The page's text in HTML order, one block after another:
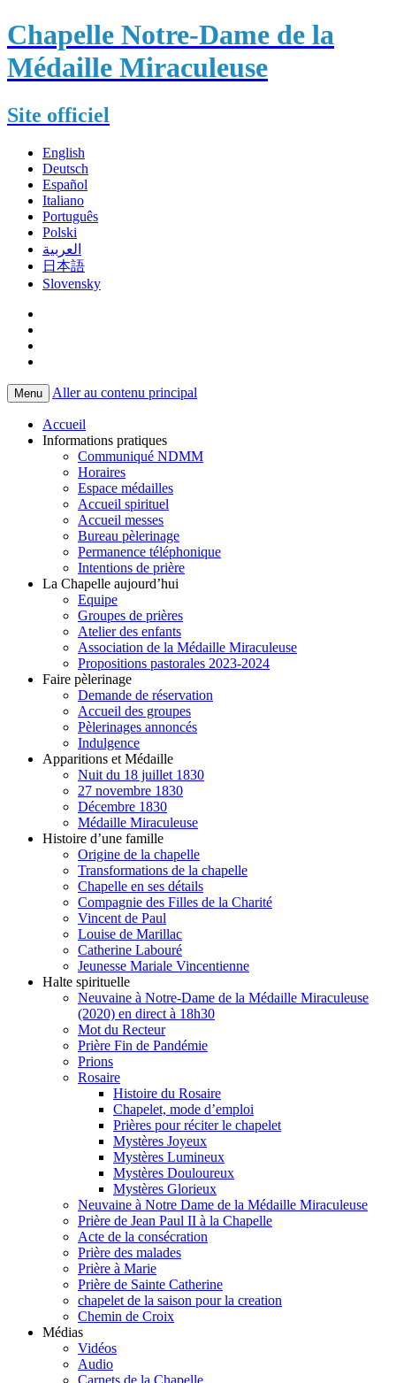
Chapelle Notre-Dame de la
Médaille Miraculeuse
Site officiel
English
Deutsch
Español
Italiano
Português
Polski
العربية
日本語
Slovensky
Menu Aller au contenu principal
Accueil
Informations pratiques
Communiqué NDMM
Horaires
Espace médailles
Accueil spirituel
Accueil messes
Bureau pèlerinage
Permanence téléphonique
Intentions de prière
La Chapelle aujourd’hui
Equipe
Groupes de prières
Atelier des enfants
Association de la Médaille Miraculeuse
Propositions pastorales 2023-2024
Faire pèlerinage
Demande de réservation
Accueil des groupes
Pèlerinages annoncés
Indulgence
Apparitions et Médaille
Nuit du 18 juillet 1830
27 novembre 1830
Décembre 1830
Médaille Miraculeuse
Histoire d’une famille
Origine de la chapelle
Transformations de la chapelle
Chapelle en ses détails
Compagnie des Filles de la Charité
Vincent de Paul
Louise de Marillac
Catherine Labouré
Jeunesse Mariale Vincentienne
Halte spirituelle
Neuvaine à Notre-Dame de la Médaille Miraculeuse
(2020) en direct à 18h30
Mot du Recteur
Prière Fin de Pandémie
Prions
Rosaire
Histoire du Rosaire
Chapelet, mode d’emploi
Prières pour réciter le chapelet
Mystères Joyeux
Mystères Lumineux
Mystères Douloureux
Mystères Glorieux
Neuvaine à Notre Dame de la Médaille Miraculeuse
Prière de Jean Paul II à la Chapelle
Acte de la consécration
Prière des malades
Prière à Marie
Prière de Sainte Catherine
chapelet de la saison pour la creation
Chemin de Croix
Médias
Vidéos
Audio
Carnets de la Chapelle